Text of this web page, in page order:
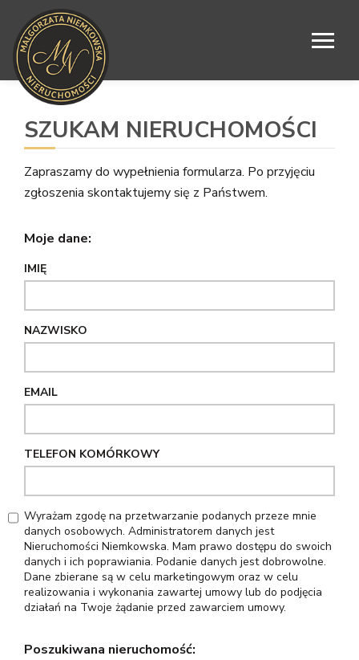
SZUKAM NIERUCHOMOŚCI
Zapraszamy do wypełnienia formularza. Po przyjęciu
zgłoszenia skontaktujemy się z Państwem.
Moje dane:
IMIĘ
NAZWISKO
EMAIL
TELEFON KOMÓRKOWY
Wyrażam zgodę na przetwarzanie podanych przeze mnie
danych osobowych. Administratorem danych jest
Nieruchomości Niemkowska. Mam prawo dostępu do swoich
danych i ich poprawiania. Podanie danych jest dobrowolne.
Dane zbierane są w celu marketingowym oraz w celu
realizowania i wykonania zawartej umowy lub do podjęcia
działań na Twoje żądanie przed zawarciem umowy.
Poszukiwana nieruchomość: